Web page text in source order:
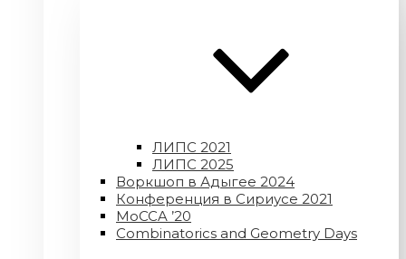
ЛИПС 2021
ЛИПС 2025
Воркшоп в Адыгее 2024
Конференция в Сириусе 2021
MoCCA ’20
Combinatorics and Geometry Days